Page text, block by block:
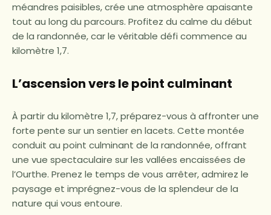
méandres paisibles, crée une atmosphère apaisante
tout au long du parcours. Profitez du calme du début
de la randonnée, car le véritable défi commence au
kilomètre 1,7.
L’ascension vers le point culminant
À partir du kilomètre 1,7, préparez-vous à affronter une
forte pente sur un sentier en lacets. Cette montée
conduit au point culminant de la randonnée, offrant
une vue spectaculaire sur les vallées encaissées de
l’Ourthe. Prenez le temps de vous arrêter, admirez le
paysage et imprégnez-vous de la splendeur de la
nature qui vous entoure.